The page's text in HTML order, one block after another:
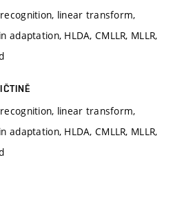
linear transform,
HLDA, CMLLR, MLLR,
linear transform,
HLDA, CMLLR, MLLR,